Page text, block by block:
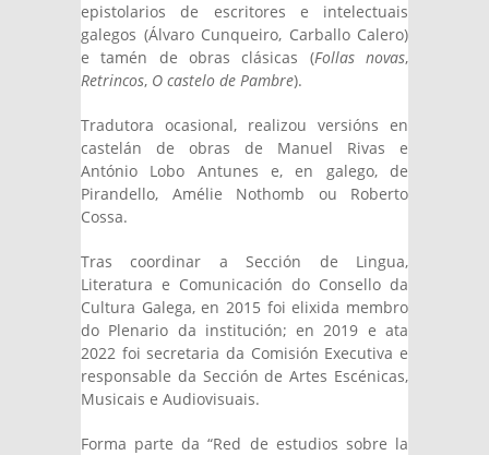
epistolarios de escritores e intelectuais
galegos (Álvaro Cunqueiro, Carballo Calero)
e tamén de obras clásicas (Follas novas,
Retrincos, O castelo de Pambre).
Tradutora ocasional, realizou versións en
castelán de obras de Manuel Rivas e
António Lobo Antunes e, en galego, de
Pirandello, Amélie Nothomb ou Roberto
Cossa.
Tras coordinar a Sección de Lingua,
Literatura e Comunicación do Consello da
Cultura Galega, en 2015 foi elixida membro
do Plenario da institución; en 2019 e ata
2022 foi secretaria da Comisión Executiva e
responsable da Sección de Artes Escénicas,
Musicais e Audiovisuais.
Forma parte da “Red de estudios sobre la